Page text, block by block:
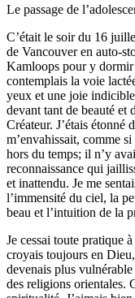
Le passage de
C’était le soir du 16
de Vancouver en auto-
Kamloops pour y dormir
contemplais la voie
yeux et une joie
devant tant de beauté et
Créateur. J’étais étonné
m’envahissait, comme
hors du temps; il n’y
reconnaissance qui
et inattendu. Je me
l’immensité du ciel, la
beau et l’intuition de la
Je cessai toute pratique
croyais toujours en
devenais plus
des religions orientales.